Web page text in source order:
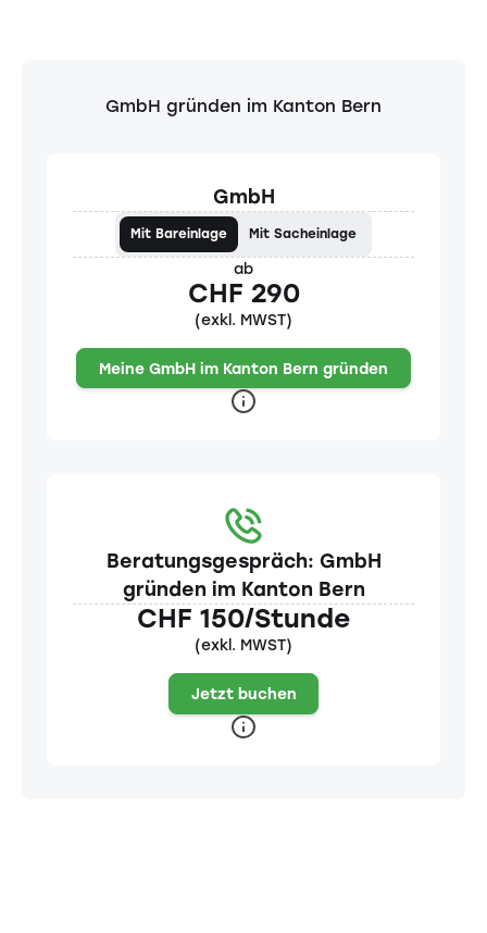
GmbH gründen im Kanton Bern
GmbH
Mit Bareinlage Mit Sacheinlage
ab
CHF 290
(exkl. MWST)
Meine GmbH im Kanton Bern gründen
Beratungsgespräch: GmbH
gründen im Kanton Bern
CHF 150/Stunde
(exkl. MWST)
Jetzt buchen